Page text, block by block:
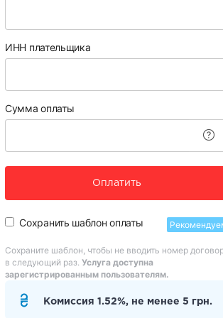
ИНН плательщика
Сумма оплаты
Оплатить
Сохранить шаблон оплаты
Сохраните шаблон, чтобы не вводить номер
в следующий раз. Услуга доступна
зарегистрированным пользователям.
Комиссия 1.52%, не менее 5 грн.